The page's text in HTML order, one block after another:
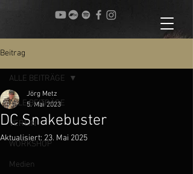
Beitrag
ALLE BEITRÄGE
VEREIN
WORKSHOP
Medien
ALLE BEITRÄGE
DC Snakebuster
Jörg Metz
5. Mai 2023
Aktualisiert:23. Mai 2025